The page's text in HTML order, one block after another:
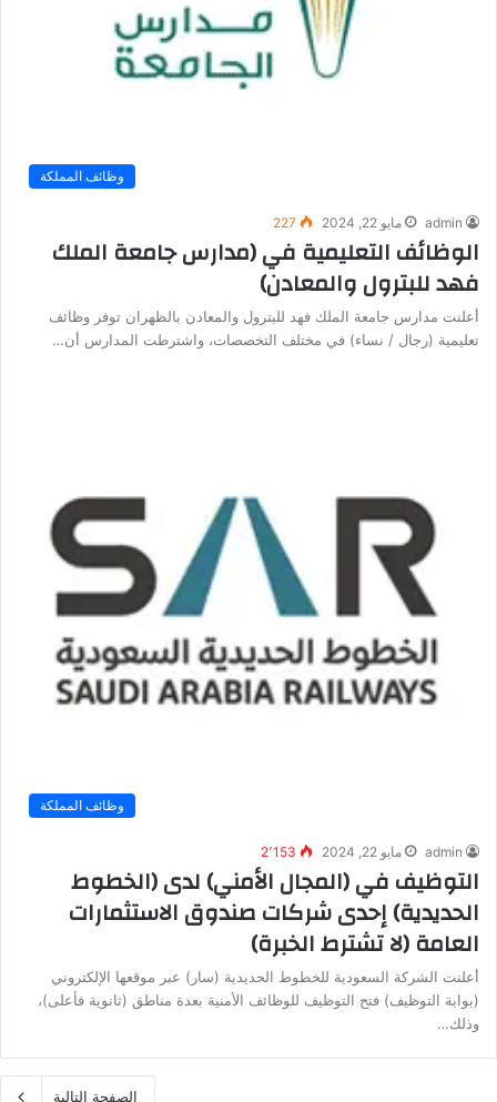
وظائف المملكة
admin مايو 22, 2024 227
الوظائف التعليمية في (مدارس جامعة الملك
فهد للبترول والمعادن)
أعلنت مدارس جامعة الملك فهد للبترول والمعادن بالظهران توفر وظائف
تعليمية (رجال / نساء) في مختلف التخصصات، واشترطت المدارس أن…
وظائف المملكة
admin مايو 22, 2024 2٬153
التوظيف في (المجال الأمني) لدى (الخطوط
الحديدية) إحدى شركات صندوق الاستثمارات
العامة (لا تشترط الخبرة)
أعلنت الشركة السعودية للخطوط الحديدية (سار) عبر موقعها الإلكتروني
(بوابة التوظيف) فتح التوظيف للوظائف الأمنية بعدة مناطق (ثانوية فأعلى)،
وذلك…
الصفحة التالية